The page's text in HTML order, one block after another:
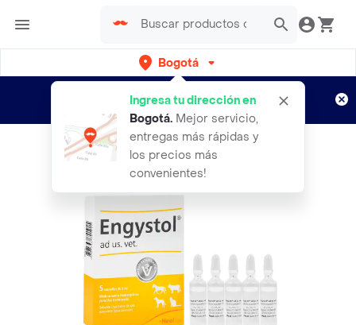
Bogotá
Ingresa tu dirección en
Bogotá. Mejor servicio,
entregas más rápidas y
los precios más
convenientes!
envíos gratis por semanas
Aplican TyC